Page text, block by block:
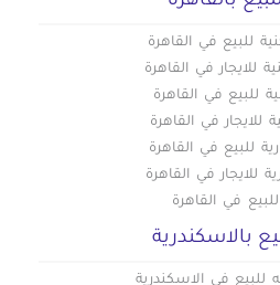
للبيع في القاهرة
في القاهرة
للبيع في القاهرة
في القاهرة
للبيع في القاهرة
للايجار في القاهرة
في القاهرة
بالاسكندرية
في الاسكندرية